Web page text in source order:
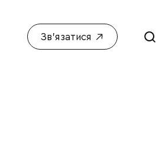
Зв'язатися